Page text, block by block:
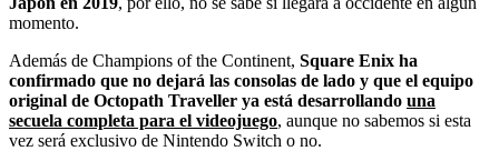
momento.
Además de Champions of the Continent, Square Enix ha
confirmado que no dejará las consolas de lado y que el equipo
original de Octopath Traveller ya está desarrollando una
secuela completa para el videojuego, aunque no sabemos si esta
vez será exclusivo de Nintendo Switch o no.